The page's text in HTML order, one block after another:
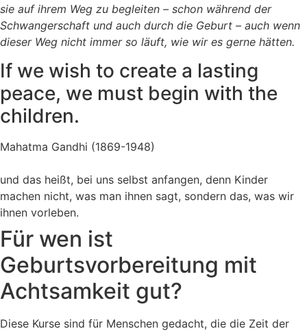
sie auf ihrem Weg zu begleiten – schon während der
Schwangerschaft und auch durch die Geburt – auch wenn
dieser Weg nicht immer so läuft, wie wir es gerne hätten.
If we wish to create a lasting
peace, we must begin with the
children.
Mahatma Gandhi (1869-1948)
und das heißt, bei uns selbst anfangen, denn Kinder
machen nicht, was man ihnen sagt, sondern das, was wir
ihnen vorleben.
Für wen ist
Geburtsvorbereitung mit
Achtsamkeit gut?
Diese Kurse sind für Menschen gedacht, die die Zeit der